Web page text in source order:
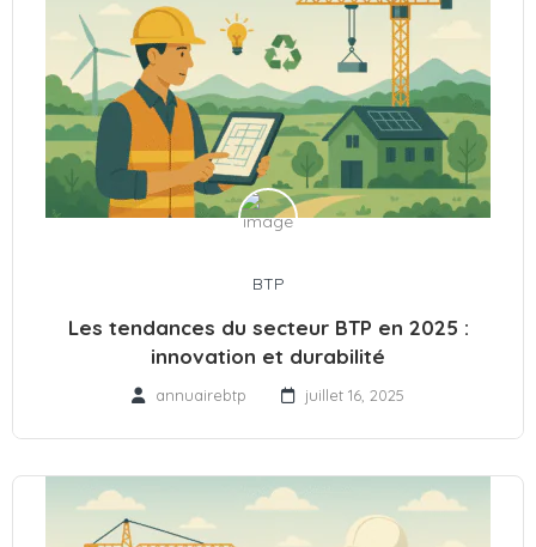
BTP
Les tendances du secteur BTP en 2025 :
innovation et durabilité
annuairebtp juillet 16, 2025